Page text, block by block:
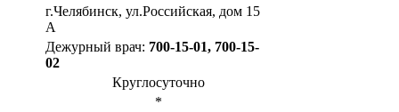
г.Челябинск, ул.Российская, дом 15
А
Дежурный врач: 700-15-01, 700-15-
02
Круглосуточно
*